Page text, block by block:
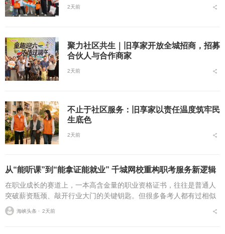
2天前
聚力社区共生｜旧享家开放全城招商，招募
合伙人与合作商家
2天前
不止于社区服务：旧享家以责任温度筑牢民
生底色
2天前
从“能听课”到“能拿证能就业” 千城网校重构职考服务新逻辑
在职业成长的赛道上，一本高含金量的职业资格证书，往往是普通人
突破薪资瓶颈、敲开行业大门的关键钥匙。但很多备考人都有过相似
的糟心经历：报了热门网校的课，学完才发现内容和最新考纲完全脱
节；对着录播课啃了三...
海峡头条 ⋅ 2天前